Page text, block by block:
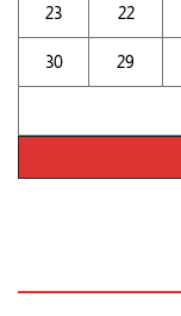
22
23
29
30